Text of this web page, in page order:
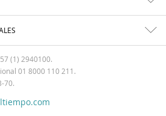
(1) 2940100.
01 8000 110 211.
70.